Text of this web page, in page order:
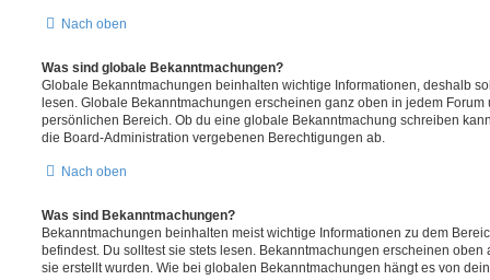
Nach oben
Was sind globale Bekanntmachungen?
Globale Bekanntmachungen beinhalten wichtige Informationen, deshalb
lesen. Globale Bekanntmachungen erscheinen ganz oben in jedem
persönlichen Bereich. Ob du eine globale Bekanntmachung schreiben
die Board-Administration vergebenen Berechtigungen ab.
Nach oben
Was sind Bekanntmachungen?
Bekanntmachungen beinhalten meist wichtige Informationen zu dem
befindest. Du solltest sie stets lesen. Bekanntmachungen erscheinen oben
sie erstellt wurden. Wie bei globalen Bekanntmachungen hängt es von